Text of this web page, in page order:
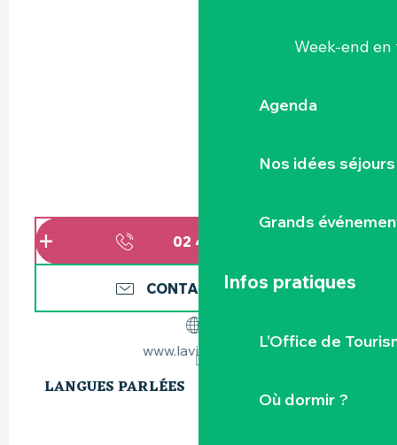
Week-end
Agenda
Nos idées séjours
Grands
Infos pratiques
L’Office de
Où dormir ?
02 40 58 72
CONTACTEZ-NOUS
www.lavillatoto.fr
LANGUES PARLÉES
LANGUES PARLÉES